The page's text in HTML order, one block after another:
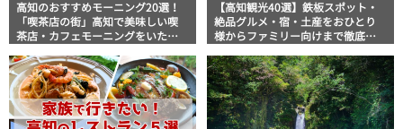
高知のおすすめモーニング20選！
「喫茶店の街」高知で美味しい喫
茶店・カフェモーニングをいただ
【高知観光40選】鉄板スポット・
絶品グルメ・宿・土産をおひとり
様からファミリー向けまで徹底解